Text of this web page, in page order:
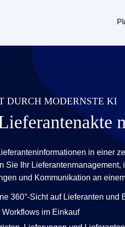
Doxis
Von der
Plattform
Case
Soziales
Standorte
News /
DURCH MODERNSTE KI
in einer
Sie Ihr Lieferantenmanagement,
und Kommunikation an
360°-Sicht auf Lieferanten und
im Einkauf